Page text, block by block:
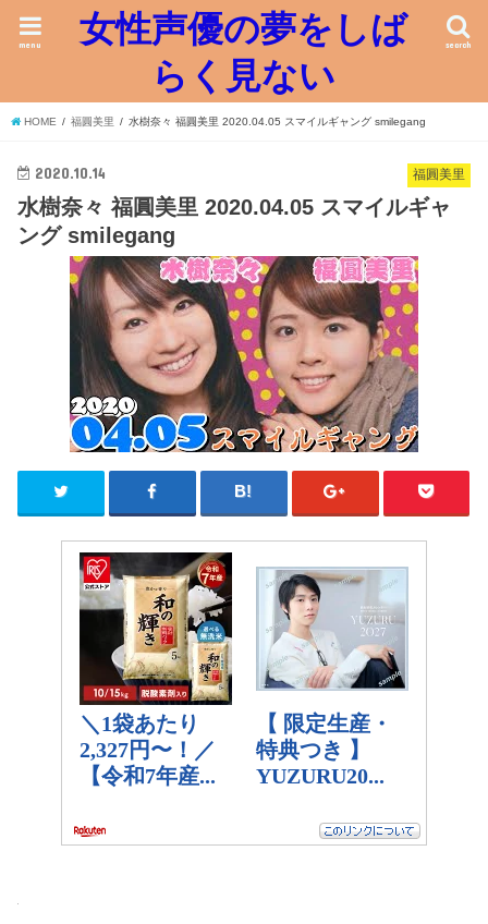
女性声優の夢をしば
らく見ない
search
menu
HOME 福圓美里 水樹奈々 福圓美里 2020.04.05 スマイルギャング smilegang
福圓美里
2020.10.14
水樹奈々 福圓美里 2020.04.05 スマイルギャ
ング smilegang